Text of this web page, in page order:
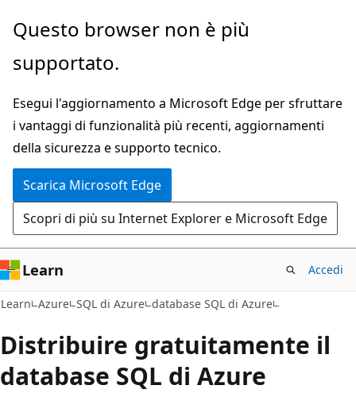
Ignora
passa
contenuto
principale
Questo browser non è più
supportato.
Esegui l'aggiornamento a Microsoft Edge per sfruttare
i vantaggi di funzionalità più recenti, aggiornamenti
della sicurezza e supporto tecnico.
Scarica Microsoft Edge
Scopri di più su Internet Explorer e Microsoft Edge
Learn Accedi
Learn Azure SQL di Azure database SQL di Azure
Distribuire gratuitamente il
database SQL di Azure